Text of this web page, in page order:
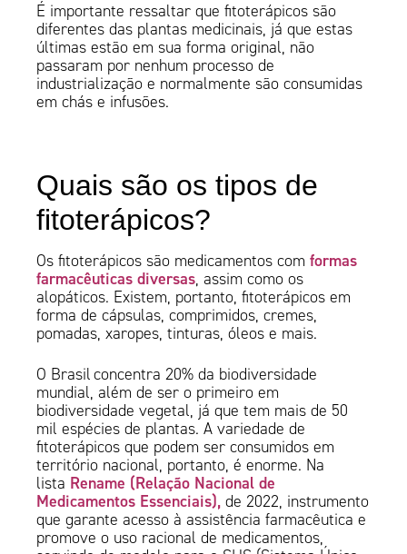
É importante ressaltar que fitoterápicos são
diferentes das plantas medicinais, já que estas
últimas estão em sua forma original, não
passaram por nenhum processo de
industrialização e normalmente são consumidas
em chás e infusões.
Quais são os tipos de
fitoterápicos?
Os fitoterápicos são medicamentos comformas
farmacêuticas diversas, assim como os
alopáticos. Existem, portanto, fitoterápicos em
forma de cápsulas, comprimidos, cremes,
pomadas, xaropes, tinturas, óleos e mais.
O Brasil concentra 20% da biodiversidade
mundial, além de ser o primeiro em
biodiversidade vegetal, já que tem mais de 50
mil espécies de plantas. A variedade de
fitoterápicos que podem ser consumidos em
território nacional, portanto, é enorme. Na
lista Rename (Relação Nacional de
Medicamentos Essenciais), de 2022, instrumento
que garante acesso à assistência farmacêutica e
promove o uso racional de medicamentos,